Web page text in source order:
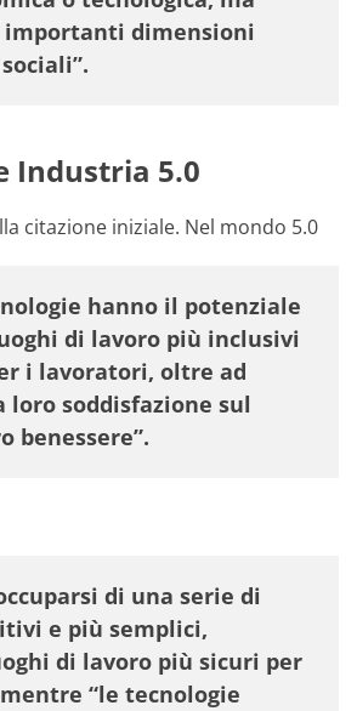
importanti dimensioni
Industria 5.0
citazione iniziale. Nel mondo 5.0
hanno il potenziale
di lavoro più inclusivi
i lavoratori, oltre ad
soddisfazione sul
benessere”.
di una serie di
e più semplici,
di lavoro più sicuri per
“le tecnologie